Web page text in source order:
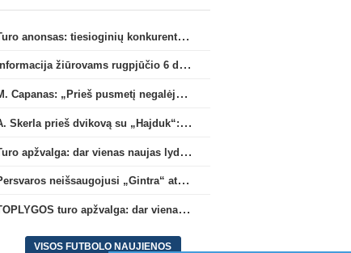
Turo anonsas: tiesioginių konkurentų dvikova Gargžduose
Informacija žiūrovams rugpjūčio 6 d. UEFA rungtynėms
M. Capanas: „Prieš pusmetį negalėjau net įsivaizduoti, kad žaisime prieš „Hajduk“
A. Skerla prieš dvikovą su „Hajduk“: „Tai kito kalibro komanda“
Turo apžvalga: dar vienas naujas lyderis
Persvaros neišsaugojusi „Gintra“ atrankos pusfinalyje nusileido Škotijos čempionėms
TOPLYGOS turo apžvalga: dar vienas naujas lyderis
VISOS FUTBOLO NAUJIENOS